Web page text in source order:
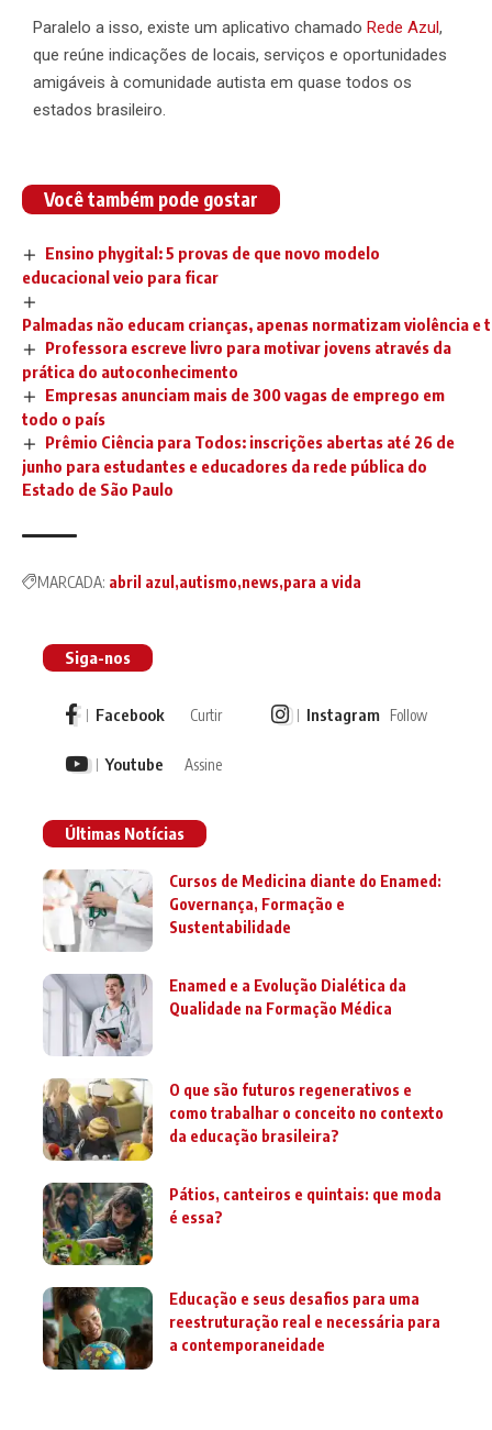
Paralelo a isso, existe um aplicativo chamado Rede Azul,
que reúne indicações de locais, serviços e oportunidades
amigáveis à comunidade autista em quase todos os
estados brasileiro.
Você também pode gostar
Ensino phygital: 5 provas de que novo modelo
educacional veio para ficar
Palmadas não educam crianças, apenas normatizam violência e
Professora escreve livro para motivar jovens através da
prática do autoconhecimento
Empresas anunciam mais de 300 vagas de emprego em
todo o país
Prêmio Ciência para Todos: inscrições abertas até 26 de
junho para estudantes e educadores da rede pública do
Estado de São Paulo
MARCADA: abril azul autismo news para a vida
Siga-nos
Facebook Curtir Instagram Follow
Youtube Assine
Últimas Notícias
Cursos de Medicina diante do Enamed:
Governança, Formação e
Sustentabilidade
Enamed e a Evolução Dialética da
Qualidade na Formação Médica
O que são futuros regenerativos e
como trabalhar o conceito no contexto
da educação brasileira?
Pátios, canteiros e quintais: que moda
é essa?
Educação e seus desafios para uma
reestruturação real e necessária para
a contemporaneidade